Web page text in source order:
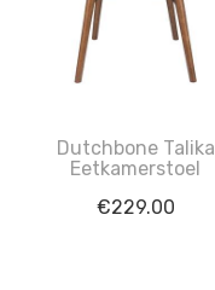
Dutchbone Talika
Eetkamerstoel
€229.00